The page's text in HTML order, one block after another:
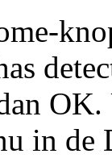
OK.
in de